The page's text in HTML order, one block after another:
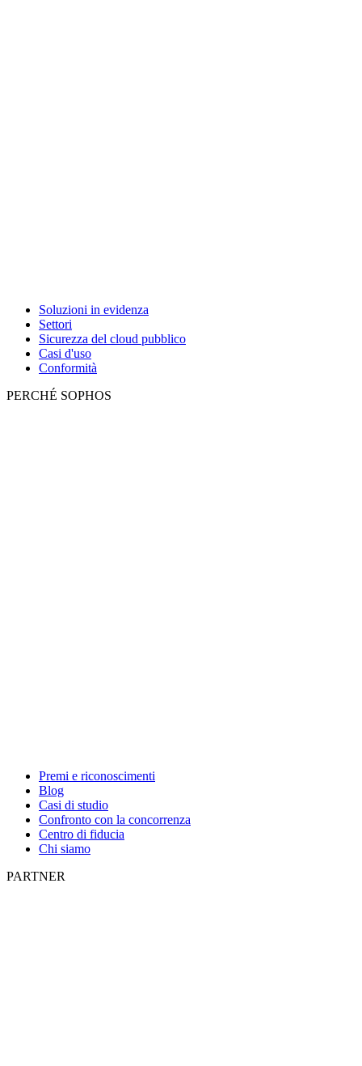
Soluzioni in evidenza
Settori
Sicurezza del cloud pubblico
Casi d'uso
Conformità
PERCHÉ SOPHOS
Premi e riconoscimenti
Blog
Casi di studio
Confronto con la concorrenza
Centro di fiducia
Chi siamo
PARTNER